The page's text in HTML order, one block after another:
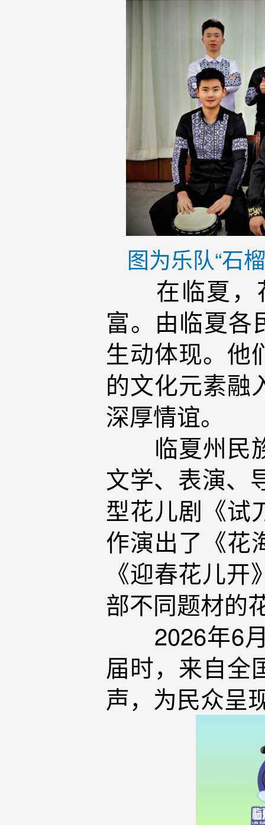
图为乐队“石
在临夏，花
富。由临夏各
生动体现。他
的文化元素融
深厚情谊。
临夏州民族
文学、表演、
型花儿剧《试
作演出了《花
《迎春花儿
部不同题材的
2026年6月
届时，来自全
声，为民众呈